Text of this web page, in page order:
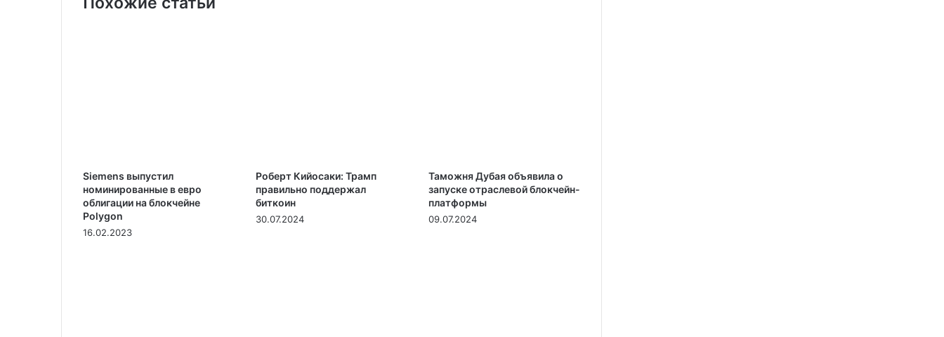
Siemens выпустил
номинированные в евро
облигации на блокчейне
Polygon
16.02.2023
Роберт Кийосаки: Трамп
правильно поддержал
биткоин
30.07.2024
Таможня Дубая объявила о
запуске отраслевой блокчейн-
платформы
09.07.2024